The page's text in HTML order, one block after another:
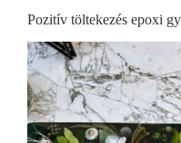
Pozitív töltekezés epoxi